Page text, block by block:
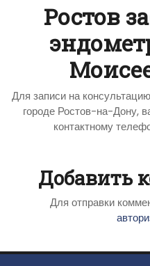
Ростов
Для записи на
городе Ростов-на-Дону,
контактному
Добавить
Для отправки